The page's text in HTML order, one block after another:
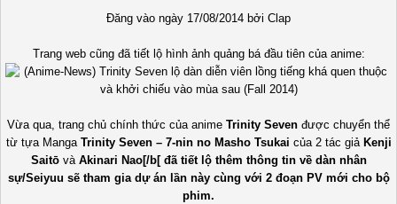
Đăng vào ngày 17/08/2014 bởi Clap
Trang web cũng đã tiết lộ hình ảnh quảng bá đầu tiên của anime:
Vừa qua, trang chủ chính thức của anime Trinity Seven được chuyển thể
từ tựa Manga Trinity Seven – 7-nin no Masho Tsukai của 2 tác giả Kenji
Saitōvà Akinari Nao[/b[ đã tiết lộ thêm thông tin về dàn nhân
sự/Seiyuu sẽ tham gia dự án lần này cùng với 2 đoạn PV mới cho bộ
phim.